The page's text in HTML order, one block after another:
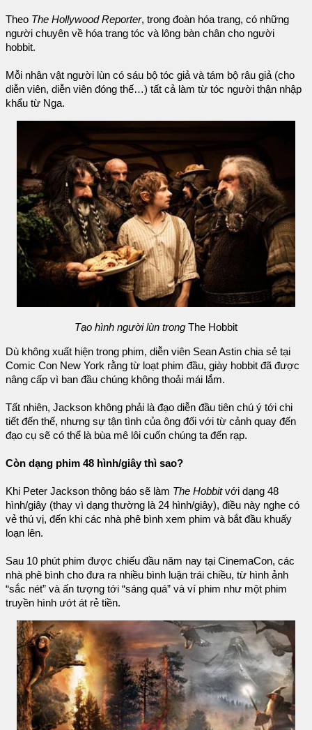
Theo The Hollywood Reporter, trong đoàn hóa trang, có những
người chuyên về hóa trang tóc và lông bàn chân cho người
hobbit.
Mỗi nhân vật người lùn có sáu bộ tóc giả và tám bộ râu giả (cho
diễn viên, diễn viên đóng thế…) tất cả làm từ tóc người thận nhập
khẩu từ Nga.
Tạo hình người lùn trong The Hobbit
Dù không xuất hiện trong phim, diễn viên Sean Astin chia sẻ tại
Comic Con New York rằng từ loạt phim đầu, giày hobbit đã được
nâng cấp vì ban đầu chúng không thoải mái lắm.
Tất nhiên, Jackson không phải là đạo diễn đầu tiên chú ý tới chi
tiết đến thế, nhưng sự tận tình của ông đối với từ cảnh quay đến
đạo cụ sẽ có thể là bùa mê lôi cuốn chúng ta đến rạp.
Còn dạng phim 48 hình/giây thì sao?
Khi Peter Jackson thông báo sẽ làm The Hobbitvới dạng 48
hình/giây (thay vì dạng thường là 24 hình/giây), điều này nghe có
vẻ thú vị, đến khi các nhà phê bình xem phim và bắt đầu khuấy
loạn lên.
Sau 10 phút phim được chiếu đầu năm nay tại CinemaCon, các
nhà phê bình cho đưa ra nhiều bình luận trái chiều, từ hình ảnh
“sắc nét” và ấn tượng tới “sáng quá” và ví phim như một phim
truyền hình ướt át rẻ tiền.